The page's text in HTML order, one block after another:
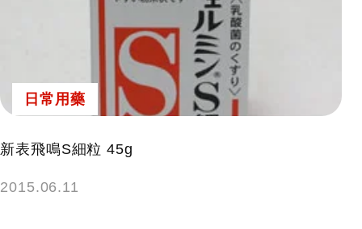
鍵
字:
日常用藥
新表飛鳴S細粒 45g
2015.06.11